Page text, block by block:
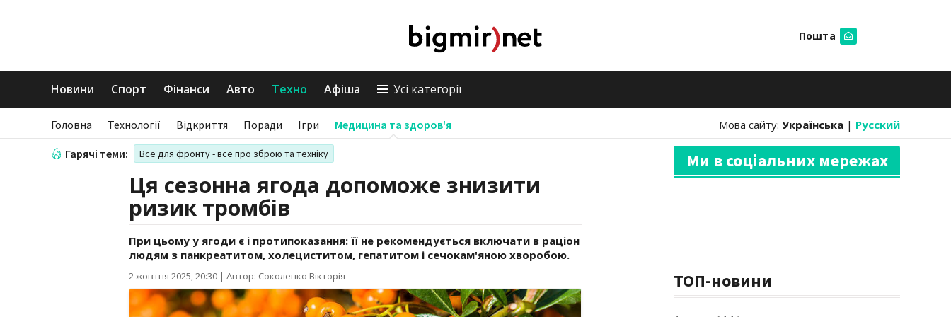
Пошта
Новини Спорт Фінанси Авто Техно Афіша Усі категорії
Головна Технології Відкриття Поради Ігри Медицина та здоров'я Мова сайту: Українська | Русский
Гарячі теми: Все для фронту - все про зброю та техніку
Ця сезонна ягода допоможе знизити
ризик тромбів
При цьому у ягоди є і протипоказання: її не рекомендується включати в раціон
людям з панкреатитом, холециститом, гепатитом і сечокам'яною хворобою.
2 жовтня 2025, 20:30 | Автор: Соколенко Вікторія
Ми в соціальних мережах
ТОП-новини